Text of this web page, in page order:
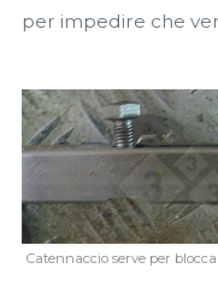
per impedire che
Catennaccio serve per